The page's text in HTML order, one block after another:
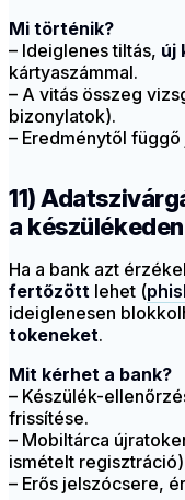
Mi történik?
– Ideiglenes tiltás, új
kártyaszámmal.
– A vitás összeg
bizonylatok).
– Eredménytől
11)
a készülékeden
Ha a bank azt
fertőzött lehet (
ideiglenesen
tokeneket.
Mit kérhet a bank?
– Készülék-
frissítése.
– Mobiltárca
ismételt
– Erős jelszócsere,